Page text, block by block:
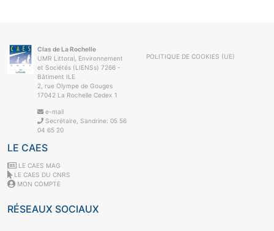
Clas de La Rochelle
UMR Littoral, Environnement
et Sociétés (LIENSs) 7266 -
Bâtiment ILE
2, rue Olympe de Gouges
17042 La Rochelle Cedex 1
e-mail
Secrétaire, Sandrine: 05 56
04 65 20
POLITIQUE DE COOKIES (UE)
LE CAES
LE CAES MAG
LE CAES DU CNRS
MON COMPTE
RÉSEAUX SOCIAUX